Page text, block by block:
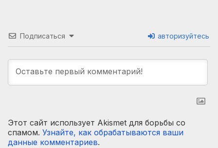
Подписаться авторизуйтесь
Этот сайт использует Akismet для борьбы со
спамом. Узнайте, как обрабатываются ваши
данные комментариев.